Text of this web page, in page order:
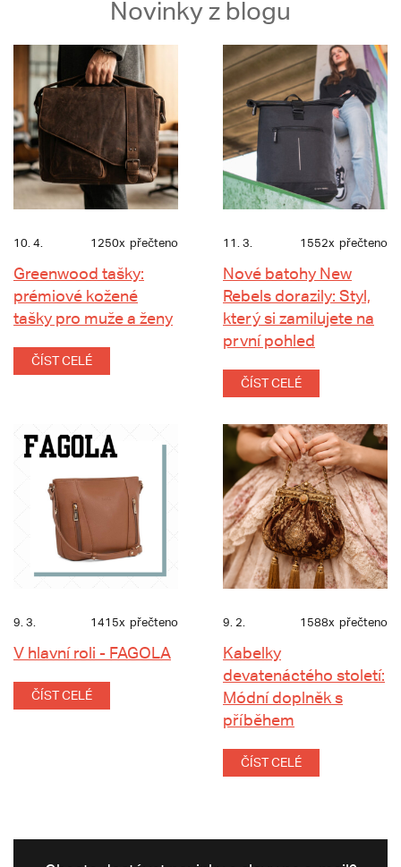
Novinky z blogu
10. 4. 1250x přečteno
Greenwood tašky:
prémiové kožené
tašky pro muže a ženy
ČÍST CELÉ
11. 3. 1552x přečteno
Nové batohy New
Rebels dorazily: Styl,
který si zamilujete na
první pohled
ČÍST CELÉ
9. 3. 1415x přečteno
V hlavní roli - FAGOLA
ČÍST CELÉ
9. 2. 1588x přečteno
Kabelky
devatenáctého století:
Módní doplněk s
příběhem
ČÍST CELÉ